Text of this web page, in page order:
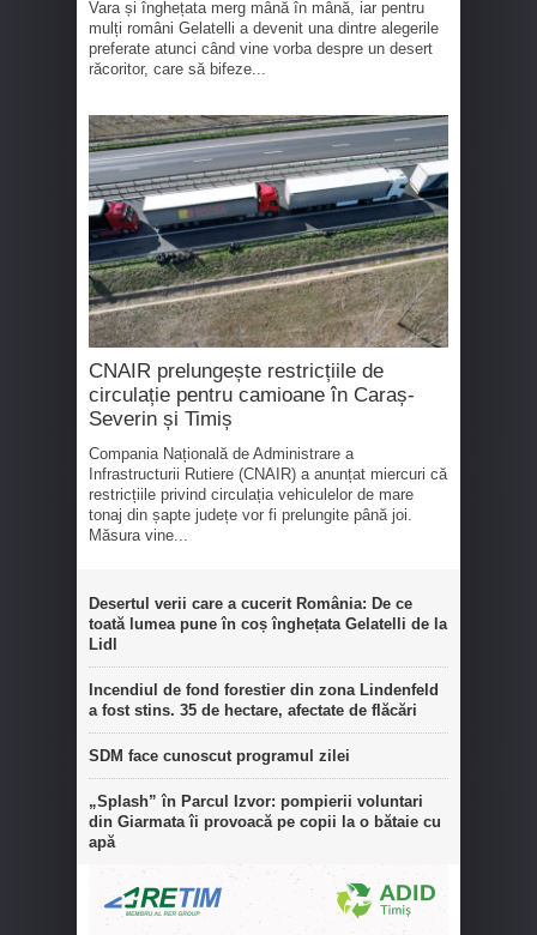
Vara și înghețata merg mână în mână, iar pentru
mulți români Gelatelli a devenit una dintre alegerile
preferate atunci când vine vorba despre un desert
răcoritor, care să bifeze...
CNAIR prelungește restricțiile de
circulație pentru camioane în Caraș-
Severin și Timiș
Compania Națională de Administrare a
Infrastructurii Rutiere (CNAIR) a anunțat miercuri că
restricțiile privind circulația vehiculelor de mare
tonaj din șapte județe vor fi prelungite până joi.
Măsura vine...
Desertul verii care a cucerit România: De ce
toată lumea pune în coș înghețata Gelatelli de la
Lidl
Incendiul de fond forestier din zona Lindenfeld
a fost stins. 35 de hectare, afectate de flăcări
SDM face cunoscut programul zilei
„Splash” în Parcul Izvor: pompierii voluntari
din Giarmata îi provoacă pe copii la o bătaie cu
apă